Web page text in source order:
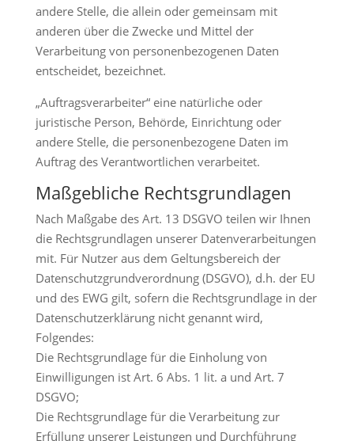
andere Stelle, die allein oder gemeinsam mit
anderen über die Zwecke und Mittel der
Verarbeitung von personenbezogenen Daten
entscheidet, bezeichnet.
„Auftragsverarbeiter“ eine natürliche oder
juristische Person, Behörde, Einrichtung oder
andere Stelle, die personenbezogene Daten im
Auftrag des Verantwortlichen verarbeitet.
Maßgebliche Rechtsgrundlagen
Nach Maßgabe des Art. 13 DSGVO teilen wir Ihnen
die Rechtsgrundlagen unserer Datenverarbeitungen
mit. Für Nutzer aus dem Geltungsbereich der
Datenschutzgrundverordnung (DSGVO), d.h. der EU
und des EWG gilt, sofern die Rechtsgrundlage in der
Datenschutzerklärung nicht genannt wird,
Folgendes:
Die Rechtsgrundlage für die Einholung von
Einwilligungen ist Art. 6 Abs. 1 lit. a und Art. 7
DSGVO;
Die Rechtsgrundlage für die Verarbeitung zur
Erfüllung unserer Leistungen und Durchführung